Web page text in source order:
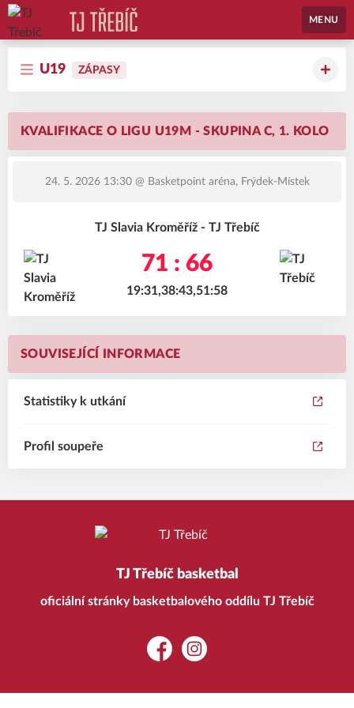
MENU
U19 ZÁPASY
KVALIFIKACE O LIGU U19M - SKUPINA C, 1. KOLO
24. 5. 2026 13:30@ Basketpoint aréna, Frýdek-Místek
TJ Slavia Kroměříž - TJ Třebíč
71 : 66
19:31,38:43,51:58
SOUVISEJÍCÍ INFORMACE
Statistiky k utkání
Profil soupeře
TJ Třebíč basketbal
oficiální stránky basketbalového oddílu TJ Třebíč
FacebookInstagram